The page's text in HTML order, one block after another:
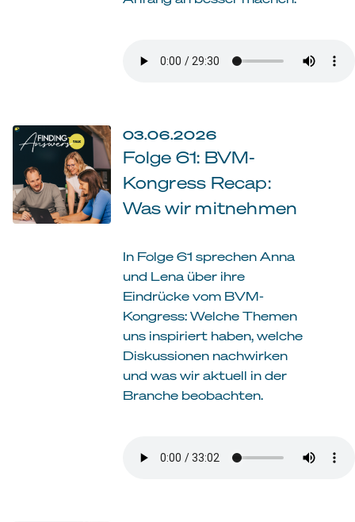
03.06.2026
Folge 61: BVM-
Kongress Recap:
Was wir mitnehmen
In Folge 61 sprechen Anna
und Lena über ihre
Eindrücke vom BVM-
Kongress: Welche Themen
uns inspiriert haben, welche
Diskussionen nachwirken
und was wir aktuell in der
Branche beobachten.